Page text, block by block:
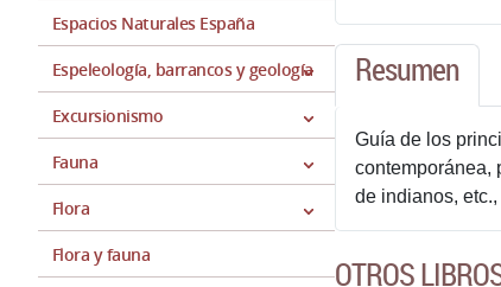
Espacios Naturales España
Espeleología, barrancos y geología
Excursionismo
Fauna
Flora
Flora y fauna
Resumen
Guía de los
contemporánea,
de indianos,
OTROS